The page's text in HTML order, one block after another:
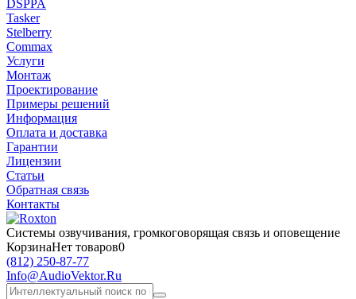
DSPPA
Tasker
Stelberry
Commax
Услуги
Монтаж
Проектирование
Примеры решений
Информация
Оплата и доставка
Гарантии
Лицензии
Статьи
Обратная связь
Контакты
Системы озвучивания, громкоговорящая связь и оповещение
КорзинаНет товаров0
(812) 250-87-77
Info@AudioVektor.Ru